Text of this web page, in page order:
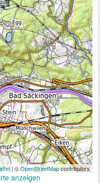
| ©OpenStreetMapcontributors
anzeigen